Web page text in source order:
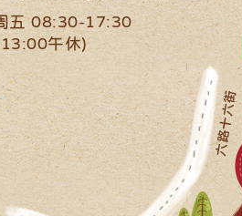
五 08:30-17:30
午休)